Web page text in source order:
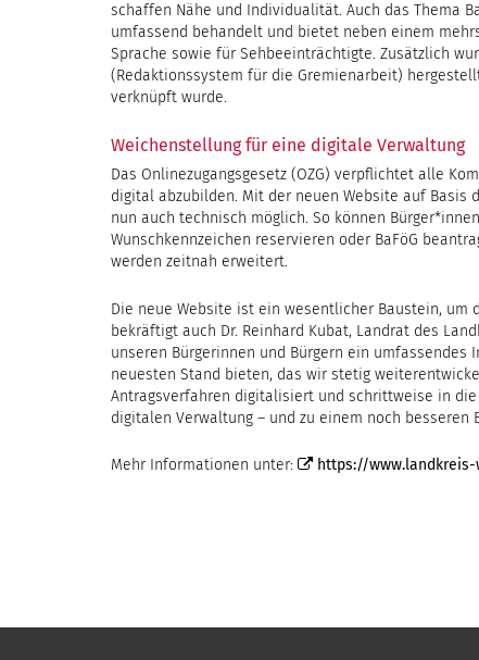
schaffen Nähe und Individualität. Auch das Thema
umfassend behandelt und bietet neben einem
Sprache sowie für Sehbeeinträchtigte. Zusätzlich
(Redaktionssystem für die Gremienarbeit)
verknüpft wurde.
Weichenstellung für eine digitale Verwaltung
Das Onlinezugangsgesetz (OZG) verpflichtet alle
digital abzubilden. Mit der neuen Website auf Basis
nun auch technisch möglich. So können
Wunschkennzeichen reservieren oder BaFöG
werden zeitnah erweitert.
Die neue Website ist ein wesentlicher Baustein,
bekräftigt auch Dr. Reinhard Kubat, Landrat des
unseren Bürgerinnen und Bürgern ein
neuesten Stand bieten, das wir stetig
Antragsverfahren digitalisiert und schrittweise in
digitalen Verwaltung – und zu einem noch besseren
Mehr Informationen unter: https://